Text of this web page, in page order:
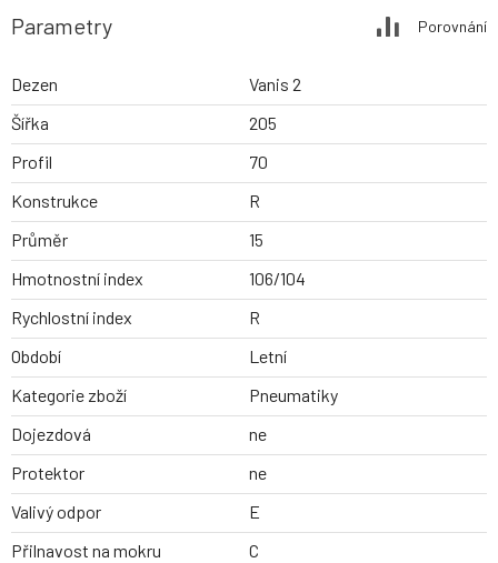
Parametry Porovnání
Dezen
Vanis 2
Šířka
205
Profil
70
Konstrukce
R
Průměr
15
Hmotnostní index
106/104
Rychlostní index
R
Období
Letní
Kategorie zboží
Pneumatiky
Dojezdová
ne
Protektor
ne
Valivý odpor
E
Přilnavost na mokru
C